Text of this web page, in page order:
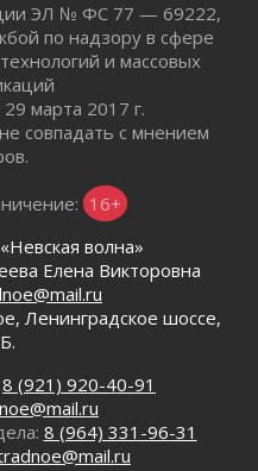
в регионе прошёл
Ленинградец»
ЭЛ № ФС 77 — 69222,
по надзору в сфере
и массовых
марта 2017 г.
совпадать с мнением
16+
волна»
Елена Викторовна
Ленинградское шоссе,
8 (921) 920-40-91
8 (964) 331-96-31